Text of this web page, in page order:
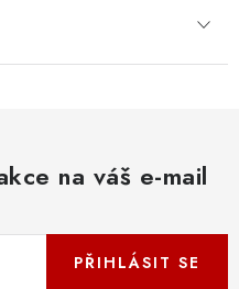
na váš e-mail
PŘIHLÁSIT SE